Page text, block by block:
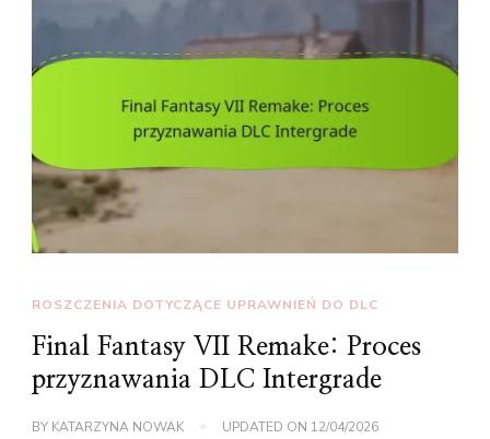
ROSZCZENIA DOTYCZĄCE UPRAWNIEŃ DO DLC
Final Fantasy VII Remake: Proces
przyznawania DLC Intergrade
BY KATARZYNA NOWAK UPDATED ON 12/04/2026